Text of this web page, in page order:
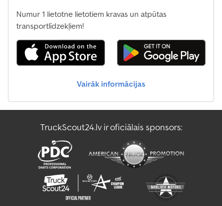
Numur 1 lietotne lietotiem kravas un atpūtas
transportlīdzekļiem!
Vairāk informācijas
TruckScout24.lv ir oficiālais sponsors: